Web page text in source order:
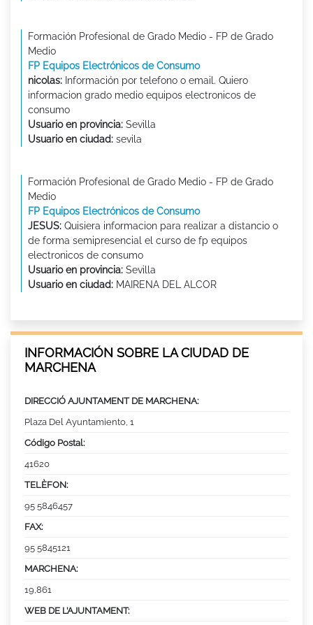
Formación Profesional de Grado Medio - FP de Grado
Medio
FP Equipos Electrónicos de Consumo
nicolas: Información por telefono o email. Quiero
informacion grado medio equipos electronicos de
consumo
Usuario en provincia: Sevilla
Usuario en ciudad: sevila
Formación Profesional de Grado Medio - FP de Grado
Medio
FP Equipos Electrónicos de Consumo
JESUS: Quisiera informacion para realizar a distancio o
de forma semipresencial el curso de fp equipos
electronicos de consumo
Usuario en provincia: Sevilla
Usuario en ciudad: MAIRENA DEL ALCOR
INFORMACIÓN SOBRE LA CIUDAD DE
MARCHENA
DIRECCIÓ AJUNTAMENT DE MARCHENA:
Plaza Del Ayuntamiento, 1
Código Postal:
41620
TELÈFON:
95 5846457
FAX:
95 5845121
MARCHENA:
19,861
WEB DE L’AJUNTAMENT: